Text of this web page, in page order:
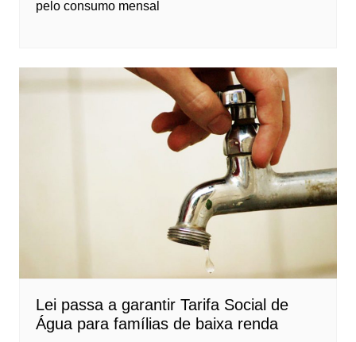
pelo consumo mensal
Lei passa a garantir Tarifa Social de
Água para famílias de baixa renda